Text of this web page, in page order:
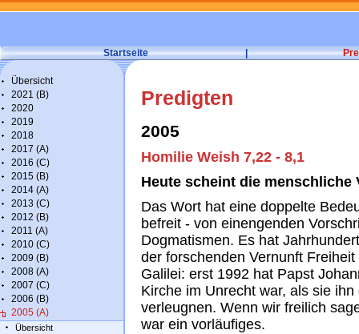
Startseite |
Übersicht
2021 (B)
2020
2019
2018
2017 (A)
2016 (C)
2015 (B)
2014 (A)
2013 (C)
2012 (B)
2011 (A)
2010 (C)
2009 (B)
2008 (A)
2007 (C)
2006 (B)
2005 (A)
Übersicht
Predigten
2005
Homilie Weish 7,22 - 8,1
Heute scheint die menschliche
Das Wort hat eine doppelte
befreit - von einengenden
Dogmatismen. Es hat
der forschenden Vernunft
Galilei: erst 1992 hat Papst
Kirche im Unrecht war, als sie
verleugnen. Wenn wir freilich
war ein vorläufiges.